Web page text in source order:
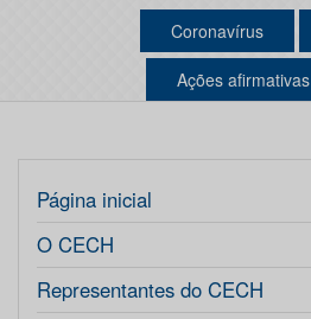
Coronavírus
Ações afirmativas
Página inicial
O CECH
Representantes do CECH